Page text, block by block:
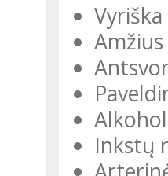
Inkstų